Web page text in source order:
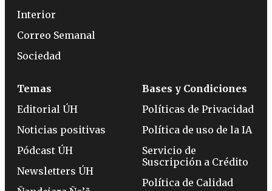
Interior
Correo Semanal
Sociedad
Temas
Editorial ÚH
Noticias positivas
Pódcast ÚH
Newsletters ÚH
Bases y Condiciones
Políticas de Privacidad
Política de uso de la IA
Servicio de
Suscripción a Crédito
Política de Calidad